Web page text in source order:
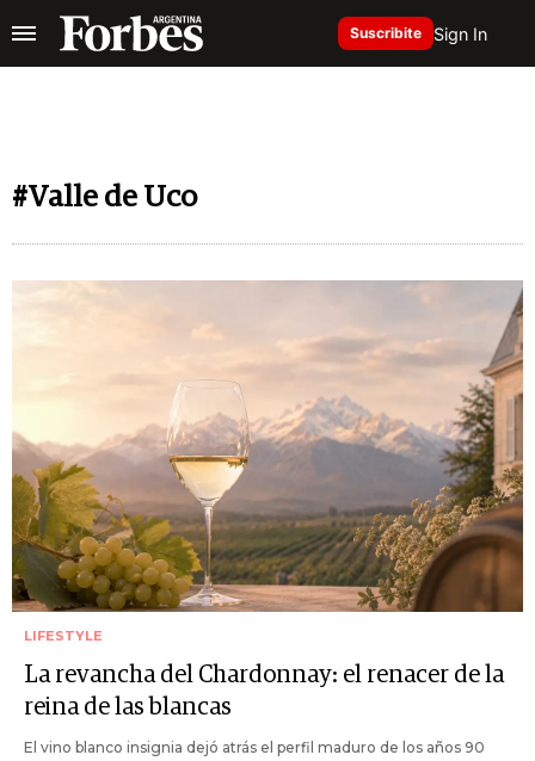
Suscribite Sign In
#Valle de Uco
LIFESTYLE
La revancha del Chardonnay: el renacer de la
reina de las blancas
El vino blanco insignia dejó atrás el perfil maduro de los años 90